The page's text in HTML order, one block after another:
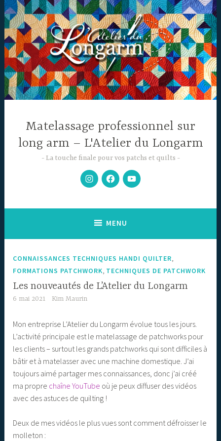
Accéder
au
contenu
principal
Matelassage professionnel sur
long arm – L'Atelier du Longarm
La touche finale pour vos patchs et quilts
Mon
Instagram
Facebook
Chaine
YouTube
MENU
CONNAISSANCES TECHNIQUES HANDI QUILTER
FORMATIONS PATCHWORK TECHNIQUES DE PATCHWORK
Les nouveautés de L’Atelier du Longarm
6 mai 2021 Kim Maurin
Mon entreprise L’Atelier du Longarm évolue tous les jours.
L’activité principale est le matelassage de patchworks pour
les clients – surtout les grands patchworks qui sont difficiles à
bâtir et à matelasser avec une machine domestique. J’ai
toujours aimé partager mes connaissances, donc j’ai créé
ma propre chaîne YouTube où je peux diffuser des vidéos
avec des astuces de quilting !
Deux de mes vidéos le plus vues sont comment défroisser le
molleton :